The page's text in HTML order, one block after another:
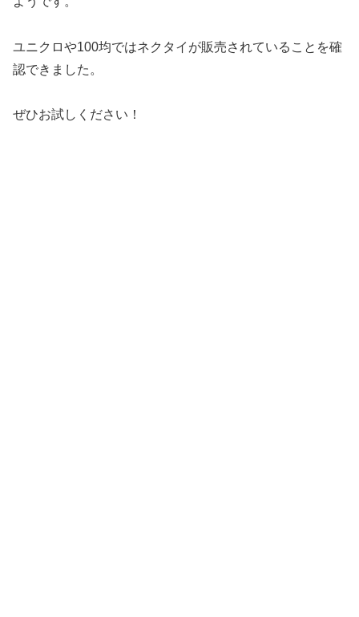
ユニクロや100均ではネクタイが販売されていることを確
認できました。
ぜひお試しください！